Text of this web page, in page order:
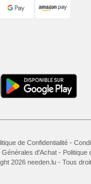
de Confidentialité-
Générales d'Achat- Politique
2026 needen.lu - Tous